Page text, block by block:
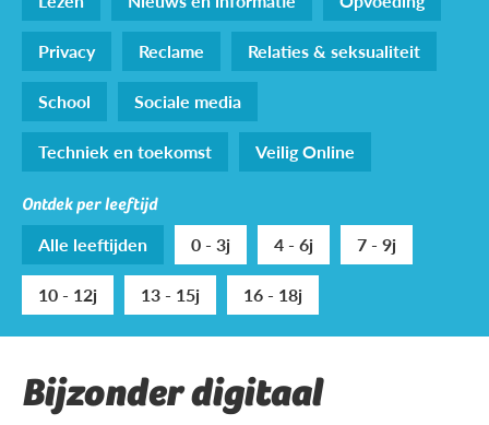
Privacy
Reclame
Relaties & seksualiteit
School
Sociale media
Techniek en toekomst
Veilig Online
Ontdek per leeftijd
Alle leeftijden 0 - 3j 4 - 6j
7 - 9j
10 - 12j
13 - 15j 16 - 18j
Bijzonder digitaal